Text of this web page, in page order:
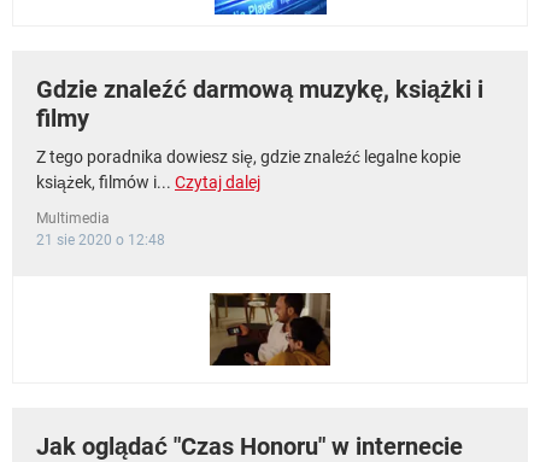
Gdzie znaleźć darmową muzykę, książki i
filmy
Z tego poradnika dowiesz się, gdzie znaleźć legalne kopie
książek, filmów i... Czytaj dalej
Multimedia
21 sie 2020 o 12:48
Jak oglądać "Czas Honoru" w internecie